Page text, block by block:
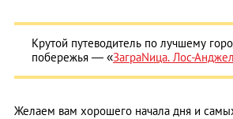
Крутой путеводитель по лучшему
побережья — «ЗаграNица. Лос-
Желаем вам хорошего начала дня и